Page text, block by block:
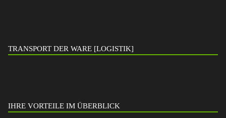
TRANSPORT DER WARE [LOGISTIK]
IHRE VORTEILE IM ÜBERBLICK